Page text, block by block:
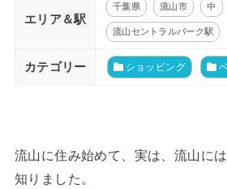
エリア＆駅
千葉県 流山市 中
流山セントラルパーク駅
カテゴリー ショッピング
流山に住み始めて、実は、流山に
知りました。